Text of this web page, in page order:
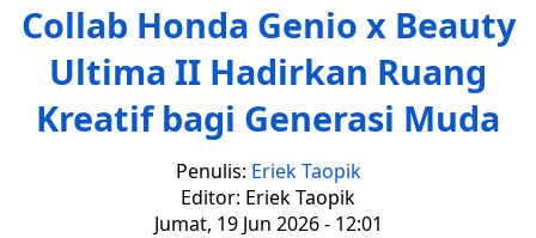
Collab Honda Genio x Beauty
Ultima II Hadirkan Ruang
Kreatif bagi Generasi Muda
Penulis: Eriek Taopik
Editor: Eriek Taopik
Jumat, 19 Jun 2026 - 12:01